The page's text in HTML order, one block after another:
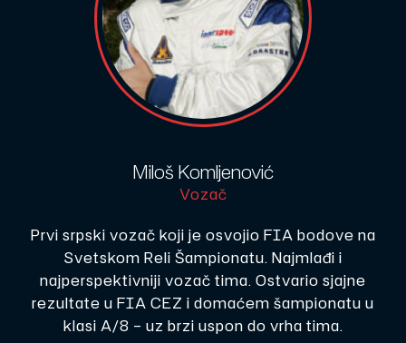
Miloš Komljenović
Vozač
Prvi srpski vozač koji je osvojio FIA bodove na
Svetskom Reli Šampionatu. Najmlađi i
najperspektivniji vozač tima. Ostvario sjajne
rezultate u FIA CEZ i domaćem šampionatu u
klasi A/8 – uz brzi uspon do vrha tima.